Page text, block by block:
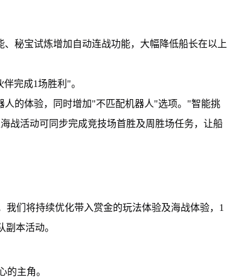
秘宝试炼增加自动连战功能，大幅降低船长在以上
完成1场胜利"。
的体验，同时增加"不匹配机器人"选项。"智能挑
战活动可同步完成竞技场首胜及周胜场任务，让船
们将持续优化带入赏金的玩法体验及海战体验，1
本活动。
的主角。